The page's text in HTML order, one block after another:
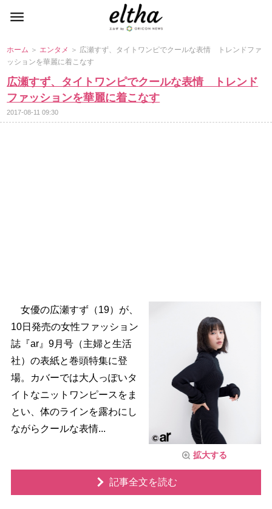
ホーム ＞ エンタメ ＞ 広瀬すず、タイトワンピでクールな表情 トレンドファ
ッションを華麗に着こなす
広瀬すず、タイトワンピでクールな表情 トレンド
ファッションを華麗に着こなす
2017-08-11 09:30
拡大する
女優の広瀬すず（19）が、
10日発売の女性ファッション
誌『ar』9月号（主婦と生活
社）の表紙と巻頭特集に登
場。カバーでは大人っぽいタ
イトなニットワンピースをま
とい、体のラインを露わにし
ながらクールな表情...
記事全文を読む